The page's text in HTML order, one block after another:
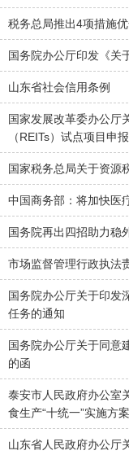
税务总局推出4项措施
国务院办公厅印发《关
山东省社会信用条例
国家发展改革委办公厅
（REITs）试点项目申
国家税务总局关于资源
中国商务部：将加快医
国务院再出四招助力稳
市场监督管理行政执法
国务院办公厅关于印发
任务的通知
国务院办公厅关于同意
的函
泰安市人民政府办公室
食生产“十统一”实施方
山东省人民政府办公厅